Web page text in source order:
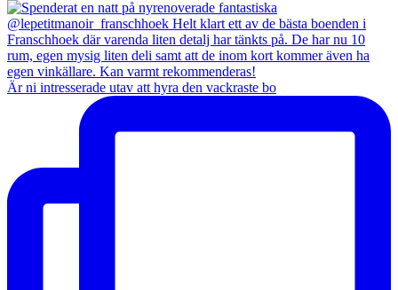
Är ni intresserade utav att hyra den vackraste bo